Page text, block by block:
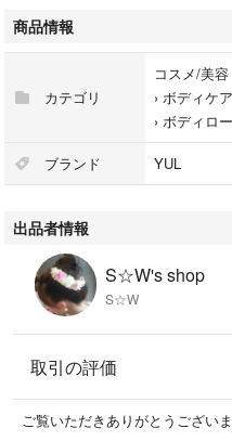
商品情報
カテゴリ
コスメ/美容
› ボディケア
› ボディロ
ブランド YUL
出品者情報
S☆W's shop
S☆W
取引の評価
ご覧いただきありがとうござい